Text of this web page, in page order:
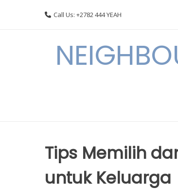
Call Us: +2782 444 YEAH
Tips Memilih
untuk Keluarga